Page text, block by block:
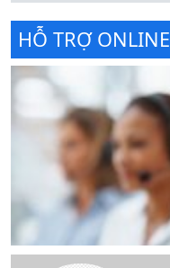
HỖ TRỢ ONLINE